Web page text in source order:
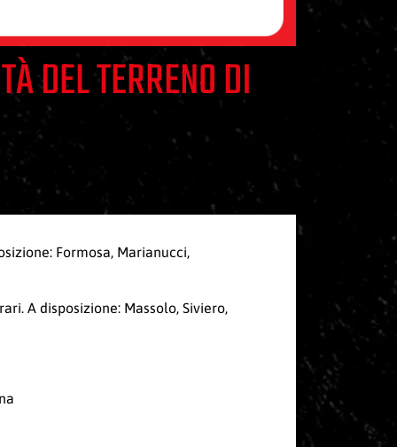
DEL TERRENO DI
Formosa, Marianucci,
A disposizione: Massolo, Siviero,